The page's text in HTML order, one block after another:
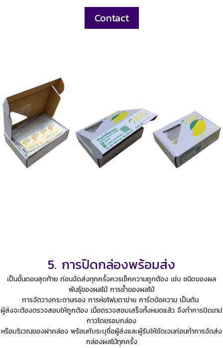
Contact
5. การปิดกล่องพร้อมส่ง
เป็นขั้นตอนสุดท้าย ก่อนจัดส่งทุกครั้งควรเช็คความถูกต้อง เช่น ชนิดของผล
พันธุ์ของผลไม้ การช้ำของผลไม้
การจัดวางกระดาษรอง การห่อโฟมตาข่าย การ์ดข้อความ เป็นต้น
ผู้ส่งจะต้องตรวจสอบให้ถูกต้อง เมื่อตรวจสอบเสร็จทั้งหมดแล้ว จึงทำการปิดเทป
กาวโดยรอบกล่อง
หรือบริเวณของฝากล่อง พร้อมกับระบุชื่อผู้ส่งและผู้รับให้ชัดเจนก่อนทำการจัดส่ง
กล่องผลไม้ทุกครั้ง